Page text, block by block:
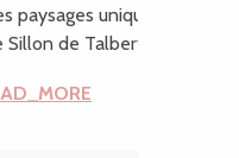
paysages unique et
de Talbert. Balisage :...